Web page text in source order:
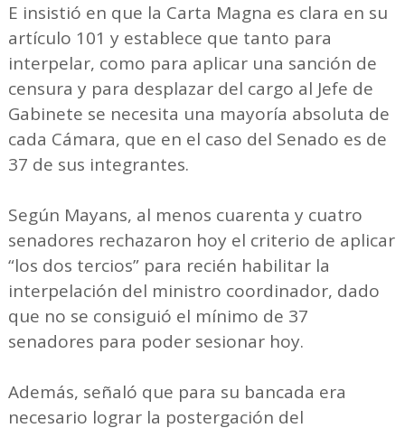
E insistió en que la Carta Magna es clara en su
artículo 101 y establece que tanto para
interpelar, como para aplicar una sanción de
censura y para desplazar del cargo al Jefe de
Gabinete se necesita una mayoría absoluta de
cada Cámara, que en el caso del Senado es de
37 de sus integrantes.
Según Mayans, al menos cuarenta y cuatro
senadores rechazaron hoy el criterio de aplicar
“los dos tercios” para recién habilitar la
interpelación del ministro coordinador, dado
que no se consiguió el mínimo de 37
senadores para poder sesionar hoy.
Además, señaló que para su bancada era
necesario lograr la postergación del